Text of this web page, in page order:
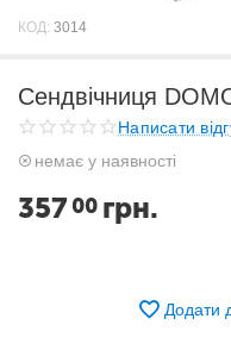
КОД: 3014
Сендвічниця
Написати
немає у наявності
357 00 грн.
Додати